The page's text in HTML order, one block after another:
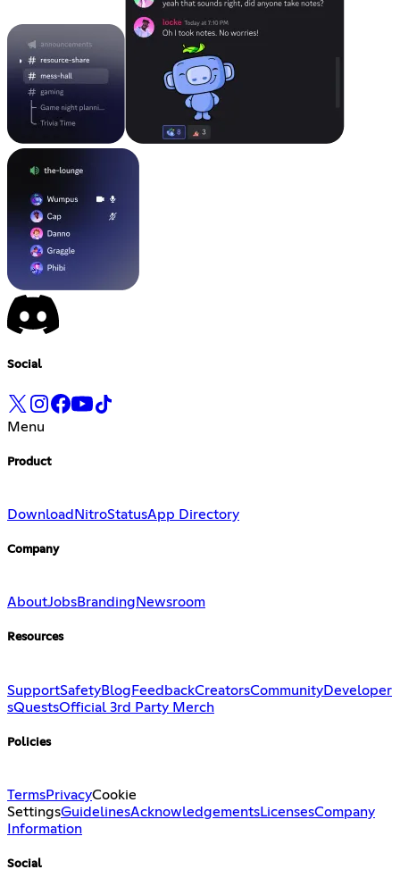
Social
Menu
Product
Download NitroStatusApp Directory
Company
AboutJobsBranding Newsroom
Resources
SupportSafetyBlog FeedbackCreatorsCommunityDeveloper
sQuestsOfficial 3rd Party Merch
Policies
TermsPrivacyCookie
SettingsGuidelinesAcknowledgementsLicensesCompany
Information
Social